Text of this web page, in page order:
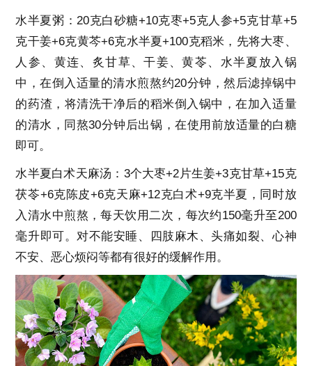
水半夏粥：20克白砂糖+10克枣+5克人参+5克甘草+5
克干姜+6克黄芩+6克水半夏+100克稻米，先将大枣、
人参、黄连、炙甘草、干姜、黄苓、水半夏放入锅
中，在倒入适量的清水煎熬约20分钟，然后滤掉锅中
的药渣，将清洗干净后的稻米倒入锅中，在加入适量
的清水，同熬30分钟后出锅，在使用前放适量的白糖
即可。
水半夏白术天麻汤：3个大枣+2片生姜+3克甘草+15克
茯苓+6克陈皮+6克天麻+12克白术+9克半夏，同时放
入清水中煎熬，每天饮用二次，每次约150毫升至200
毫升即可。对不能安睡、四肢麻木、头痛如裂、心神
不安、恶心烦闷等都有很好的缓解作用。